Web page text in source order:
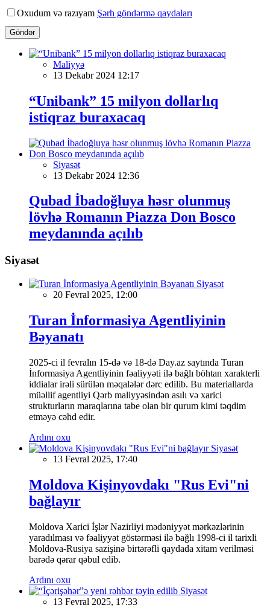
Oxudum və razıyam Şərh göndərmə qaydaları
Göndər
Maliyyə
13 Dekabr 2024 12:17
“Unibank” 15 milyon dollarlıq
istiqraz buraxacaq
Siyasət
13 Dekabr 2024 12:36
Qubad İbadoğluya həsr olunmuş
lövhə Romanın Piazza Don Bosco
meydanında açılıb
Siyasət
Siyasət
20 Fevral 2025, 12:00
Turan İnformasiya Agentliyinin
Bəyanatı
2025-ci il fevralın 15-də və 18-də Day.az saytında Turan
İnformasiya Agentliyinin fəaliyyəti ilə bağlı böhtan xarakterli
iddialar irəli sürülən məqalələr dərc edilib. Bu materiallarda
müəllif agentliyi Qərb maliyyəsindən asılı və xarici
strukturların maraqlarına tabe olan bir qurum kimi təqdim
etməyə cəhd edir.
Ardını oxu
Siyasət
13 Fevral 2025, 17:40
Moldova Kişinyovdakı "Rus Evi"ni
bağlayır
Moldova Xarici İşlər Nazirliyi mədəniyyət mərkəzlərinin
yaradılması və fəaliyyət göstərməsi ilə bağlı 1998-ci il tarixli
Moldova-Rusiya sazişinə birtərəfli qaydada xitam verilməsi
barədə qərar qəbul edib.
Ardını oxu
Siyasət
13 Fevral 2025, 17:33